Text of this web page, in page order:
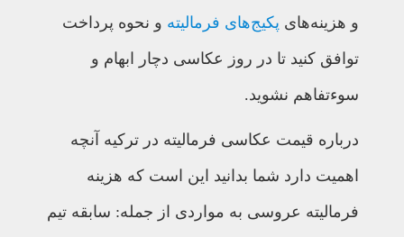
و هزینه‌های پکیج‌های فرمالیته و نحوه پرداخت
توافق کنید تا در روز عکاسی دچار ابهام و
سوءتفاهم نشوید.
درباره قیمت عکاسی فرمالیته در ترکیه آنچه
اهمیت دارد شما بدانید این است که هزینه
فرمالیته عروسی به مواردی از جمله: سابقه تیم